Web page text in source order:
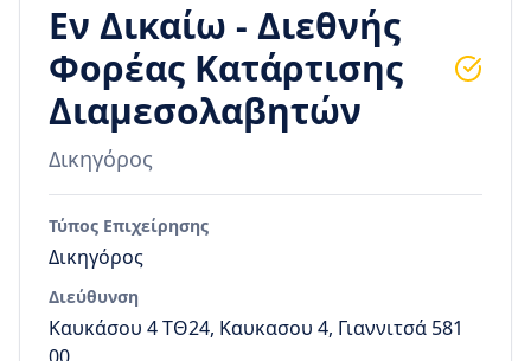
Εν Δικαίω - Διεθνής
Φορέας Κατάρτισης
Διαμεσολαβητών
Δικηγόρος
Τύπος Επιχείρησης
Δικηγόρος
Διεύθυνση
Καυκάσου 4 ΤΘ24, Καυκασου 4, Γιαννιτσά 581